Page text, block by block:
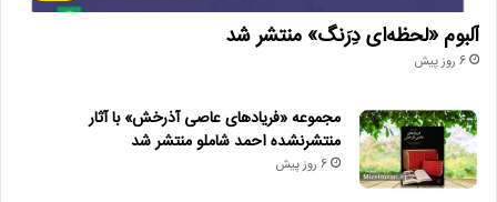
آلبوم «لحظه‌ای دِرَنگ» منتشر شد
6 روز پیش
مجموعه «فریادهای عاصی آذرخش» با آثار
منتشرنشده احمد شاملو منتشر شد
6 روز پیش